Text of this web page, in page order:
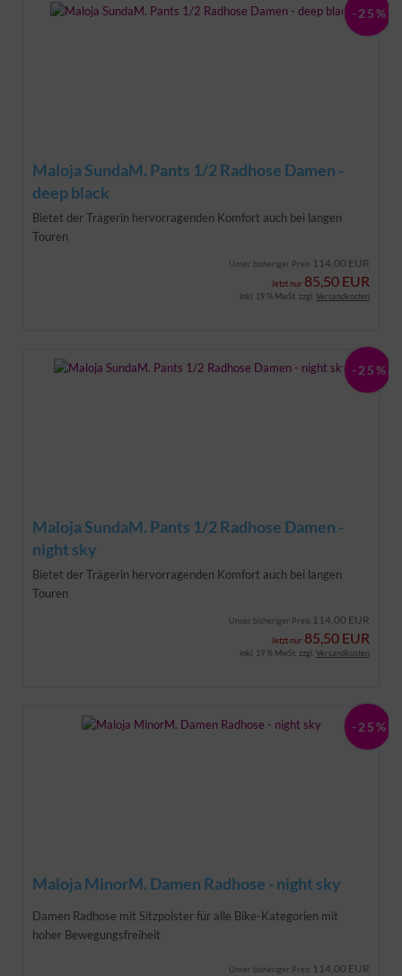
Maloja SundaM. Pants 1/2 Radhose Damen -
deep black
Bietet der Trägerin hervorragenden Komfort auch bei langen
Touren
Unser bisheriger Preis 114,00 EUR
Jetzt nur 85,50 EUR
-25%
inkl. 19 % MwSt. zzgl. Versandkosten
Maloja SundaM. Pants 1/2 Radhose Damen -
night sky
Bietet der Trägerin hervorragenden Komfort auch bei langen
Touren
Unser bisheriger Preis 114,00 EUR
Jetzt nur 85,50 EUR
-25%
inkl. 19 % MwSt. zzgl. Versandkosten
Maloja MinorM. Damen Radhose - night sky
Damen Radhose mit Sitzpolster für alle Bike-Kategorien mit
hoher Bewegungsfreiheit
Unser bisheriger Preis 114,00 EUR
-25%